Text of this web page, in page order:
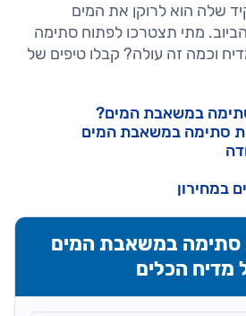
שלה הוא לרוקן את המים
מתי תצטרכו לפתוח סתימה
וכמה זה עולה? קבלו טיפים של
במשאבת המים?
סתימה במשאבת המים
במחירון
סתימה במשאבת המים
מדיח הכלים